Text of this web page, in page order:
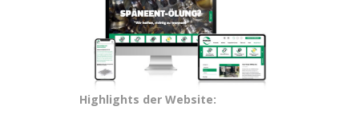
Highlights der Website: